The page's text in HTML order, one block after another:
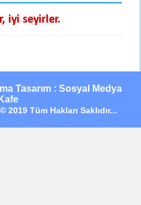
iyi seyirler.
Tasarım : Sosyal Medya
Kafe
Tüm Hakları Saklıdır...